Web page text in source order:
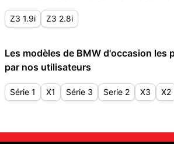
Z3 1.9i Z3 2.8i
Les modèles de BMW d'occasion les
par nos utilisateurs
Série 1 X1 Série 3 Serie 2 X3 X2